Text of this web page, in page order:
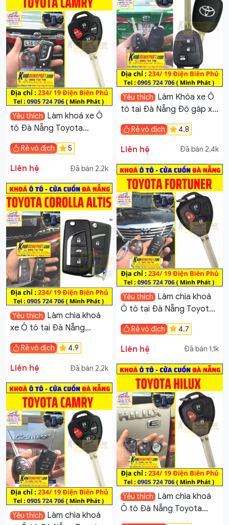
Yêu thích Làm Khóa xe Ô
tô tại Đà Nẵng Độ gập xe
Rẻ vô địch 4.8
Liên hệ Đã bán 2,4k
Yêu thích Làm khoá xe Ô
tô Đà Nẵng Toyota
Camry
Rẻ vô địch 5
Liên hệ Đã bán 2,2k
Yêu thích Làm chìa khoá
Ô tô tại Đà Nẵng Toyota
Rẻ vô địch 4.7
Liên hệ Đã bán 1,1k
Yêu thích Làm chìa khoá
xe Ô tô tại Đà Nẵng
Toyota Corolla Altis
Rẻ vô địch 4.9
Liên hệ Đã bán 2,2k
Yêu thích Làm chìa khoá
Ô tô Đà Nẵng Toyota
Yêu thích Làm chìa khoá